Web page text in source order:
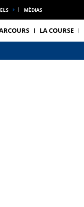
MÉDIAS
LA COURSE